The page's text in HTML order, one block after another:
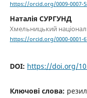
https://orcid.org/0009-0007-
Наталія СУРГУНД
Хмельницький
https://orcid.org/0000-0001-
DOI: https://doi.org/
Ключові слова: